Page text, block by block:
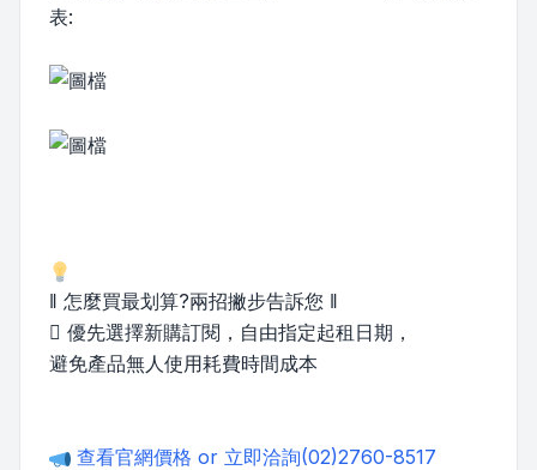
表:
‖ 怎麼買最划算?兩招撇步告訴您 ‖
 優先選擇新購訂閱，自由指定起租日期，
避免產品無人使用耗費時間成本
查看官網價格 or 立即洽詢(02)2760-8517